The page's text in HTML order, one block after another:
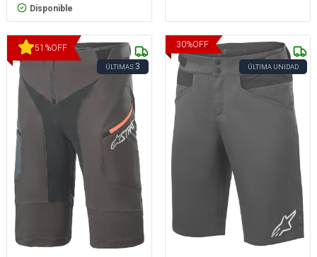
Disponible
51 %OFF
ÚLTIMAS3
30%OFF
ÚLTIMA UNIDAD